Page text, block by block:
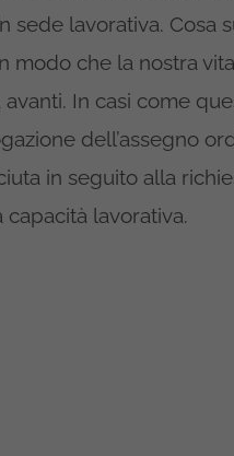
sede lavorativa. Cosa
modo che la nostra
In casi come
dell’assegno
in seguito alla
lavorativa.